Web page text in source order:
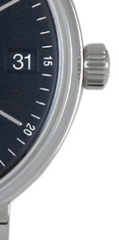
パテック
フィリップ
カルティエ